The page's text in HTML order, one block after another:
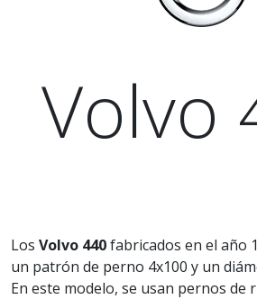
Volvo
Los Volvo 440fabricados en el año
un patrón de perno 4x100 y un
En este modelo, se usan pernos de